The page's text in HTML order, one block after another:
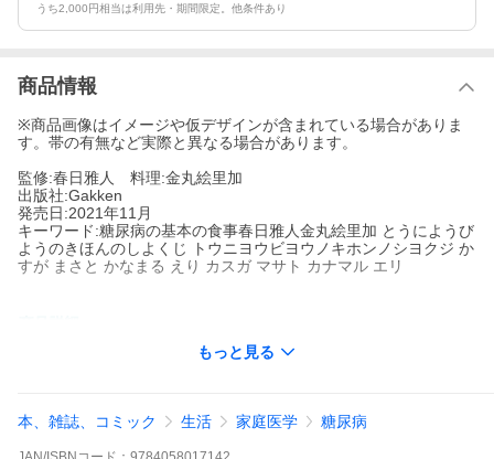
うち2,000円相当は利用先・期間限定。他条件あり
商品情報
※商品画像はイメージや仮デザインが含まれている場合がありま
す。帯の有無など実際と異なる場合があります。
監修:春日雅人 料理:金丸絵里加
出版社:Gakken
発売日:2021年11月
キーワード:糖尿病の基本の食事春日雅人金丸絵里加 とうにようび
ようのきほんのしよくじ トウニヨウビヨウノキホンノシヨクジ か
すが まさと かなまる えり カスガ マサト カナマル エリ
金丸絵里加
満載！！
※本データはこの商品が発売された時点の情報です。
もっと見る
本、雑誌、コミック 生活 家庭医学 糖尿病